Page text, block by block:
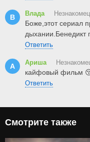
В Влада Незнакомец
Боже,этот сериал
дыхании.Бенедикт
Ответить
А Ариша
кайфовый фильм
Ответить
Смотрите также